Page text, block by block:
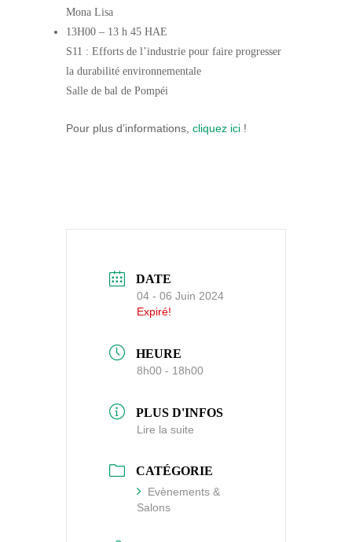
Mona Lisa
13H00 – 13 h 45 HAE
S11 : Efforts de l’industrie pour faire progresser
la durabilité environnementale
Salle de bal de Pompéi
Pour plus d’informations, cliquez ici !
DATE
04 - 06 Juin 2024
Expiré!
HEURE
8h00 - 18h00
PLUS D'INFOS
Lire la suite
CATÉGORIE
Evènements &
Salons